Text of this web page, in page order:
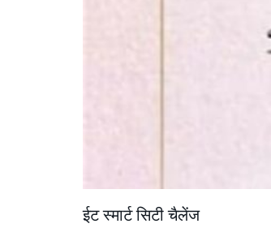
ईट स्मार्ट सिटी चैलेंज